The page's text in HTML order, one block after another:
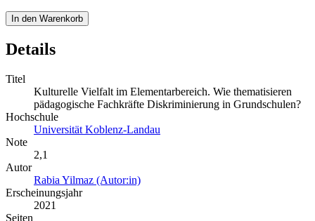
In den Warenkorb
Details
Titel
Kulturelle Vielfalt im Elementarbereich. Wie thematisieren
pädagogische Fachkräfte Diskriminierung in Grundschulen?
Hochschule
Universität Koblenz-Landau
Note
2,1
Autor
Rabia Yilmaz (Autor:in)
Erscheinungsjahr
2021
Seiten